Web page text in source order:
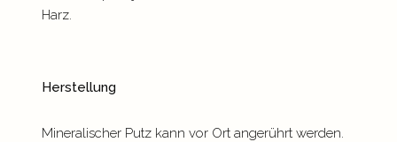
Harz.
Herstellung
Mineralischer Putz kann vor Ort angerührt werden.